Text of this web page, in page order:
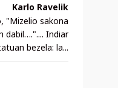
Karlo Ravelik
"Mizelio sakona
dabil….".... Indiar
bezela: la...